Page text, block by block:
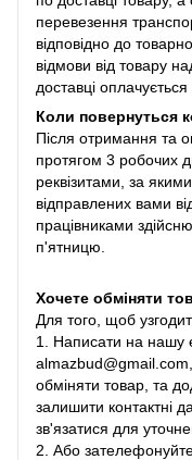
перевезення
відповідно до
відмови від товару
доставці
Коли повернуться
Після отримання та
протягом 3 робочих
реквізитами, за
відправлених вами
працівниками
п'ятницю.
Хочете обміняти
Для того, щоб
1. Написати на нашу
обміняти товар, та
залишити контактні
зв'язатися для
2. Або